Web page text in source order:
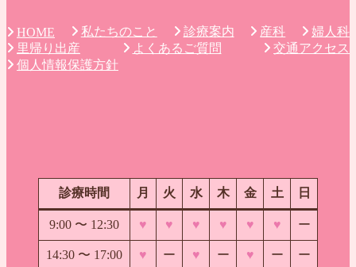
HOME 私たちのこと 診療案内 産科
婦人科
里帰り出産
よくあるご質問
交通アクセス
個人情報保護方針
診療時間 月 火 水 木 金 土 日
9:00 〜 12:30 ♥ ♥ ♥ ♥ ♥ ♥ ー
14:30 〜 17:00 ♥ ー ♥ ー ♥ ー ー